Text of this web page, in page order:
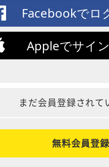
Facebookでロ
Appleでサイ
まだ会員登録されて
無料会員登録